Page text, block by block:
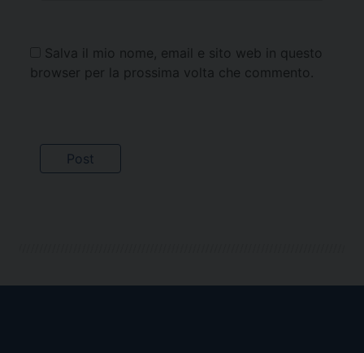
Salva il mio nome, email e sito web in questo
browser per la prossima volta che commento.